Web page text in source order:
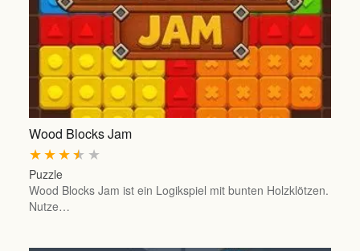
Wood Blocks Jam
★
★
★
★
★
Puzzle
Wood Blocks Jam ist ein Logikspiel mit bunten Holzklötzen.
Nutze…